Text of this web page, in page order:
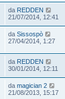
da REDDEN
21/07/2014, 12:41
da Sissospò
27/04/2014, 1:27
da REDDEN
30/01/2014, 12:11
da magician 2
21/08/2013, 15:17